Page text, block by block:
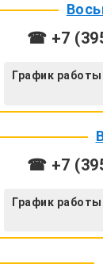
☎ +7
График
☎ +7
График